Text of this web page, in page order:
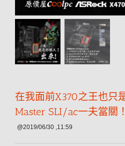
在我面前X370之王也只
Master SLI/ac一夫當關！
@2019/06/30 ,11:59